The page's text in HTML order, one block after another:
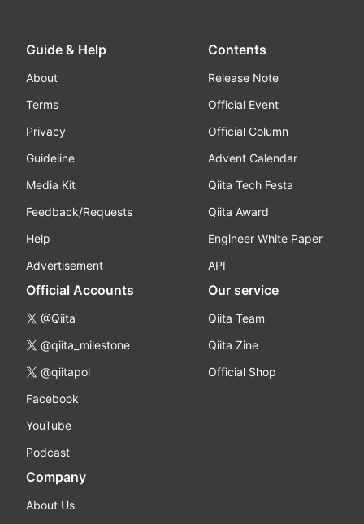
Guide & Help
About
Terms
Privacy
Guideline
Media Kit
Feedback/Requests
Help
Advertisement
Contents
Release Note
Official Event
Official Column
Advent Calendar
Qiita Tech Festa
Qiita Award
Engineer White Paper
API
Official Accounts
@Qiita
@qiita_milestone
@qiitapoi
Facebook
YouTube
Podcast
Our service
Qiita Team
Qiita Zine
Official Shop
Company
About Us